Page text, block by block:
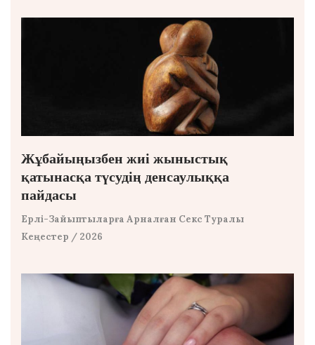
Жұбайыңызбен жиі жыныстық
қатынасқа түсудің денсаулыққа
пайдасы
Ерлі-Зайыптыларға Арналған Секс Туралы
Кеңестер / 2026